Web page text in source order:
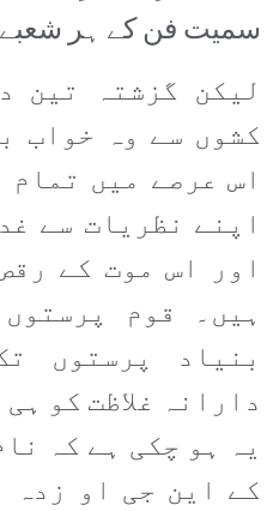
سمیت فن کے ہر شعبے
لیکن گزشتہ تین
کشوں سے وہ خواب
اس عرصے میں
اپنے نظریات سے
اور اس موت کے
ہیں۔ قوم
بنیاد پرستوں
دارانہ غلاظت کو
یہ ہو چکی ہے کہ
کے این جی او زدہ